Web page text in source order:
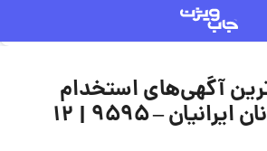
آگهی‌های استخدام
شرکت احیاء نان ایرانیان – ۹۵۹۵ | ۱۲